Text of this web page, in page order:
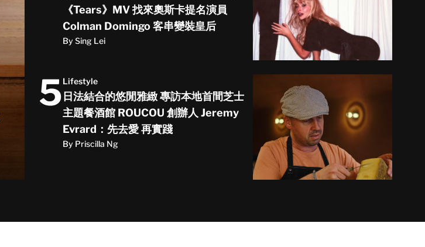
《Tears》MV 找來奧斯卡提名演員
Colman Domingo 客串變裝皇后
By Sing Lei
5Lifestyle
日法結合的悠閒雅緻 專訪本地首間芝士
主題餐酒館 ROUCOU 創辦人 Jeremy
Evrard：先去愛 再實踐
By Priscilla Ng